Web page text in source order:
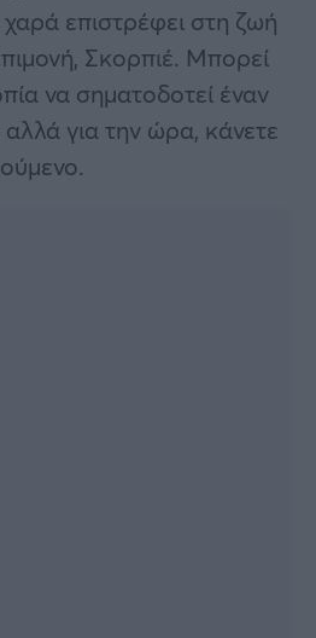
επιστρέφει στη ζωή
Σκορπιέ. Μπορεί
να σηματοδοτεί έναν
για την ώρα, κάνετε